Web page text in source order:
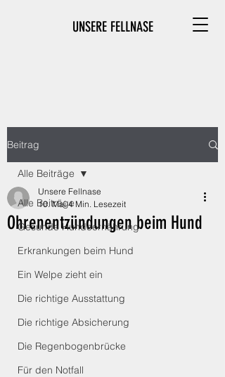
UNSERE FELLNASE
Beitrag
Alle Beiträge
Gesunde Hundeernährung
Erkrankungen beim Hund
Ein Welpe zieht ein
Die richtige Ausstattung
Die richtige Absicherung
Die Regenbogenbrücke
Für den Notfall
Alle Beiträge
Ohrenentzündungen beim Hund
Unsere Fellnase
10. Mai 4 Min. Lesezeit